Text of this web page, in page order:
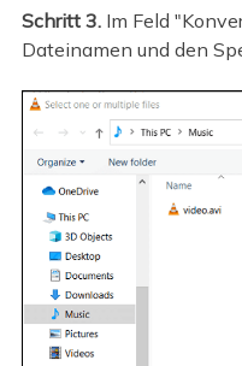
Schritt 3. Im Feld
Dateinamen und den